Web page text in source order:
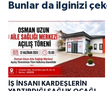
Bunlar da ilginizi
İŞ İNSANI KARDEŞLERİN